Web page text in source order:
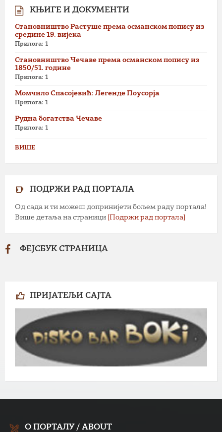
КЊИГЕ И ДОКУМЕНТИ
Становништво Растуше према османском попису из
средине 19. вијека
Прилога: 1
Становништво Чечаве према османском попису из
1850/51. године
Прилога: 1
Момчило Спасојевић: Легенде Поусорја
Прилога: 1
Рудна богатства Чечаве
Прилога: 1
ВИШЕ
ПОДРЖИ РАД ПОРТАЛА
Од сада и ти можеш допринијети бољем раду портала!
Више детаља на страници [Подржи рад портала]
ФЕЈСБУК СТРАНИЦА
ПРИЈАТЕЉИ САЈТА
О ПОРТАЛУ / ABOUT